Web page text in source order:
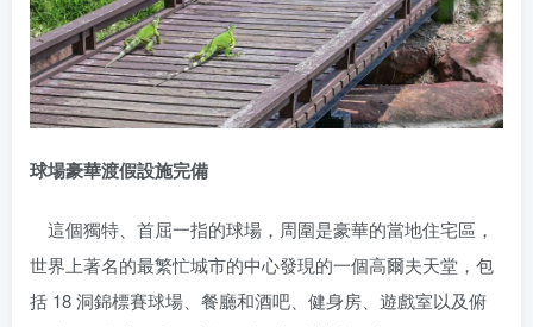
球場豪華渡假設施完備
這個獨特、首屈一指的球場，周圍是豪華的當地住宅區，
世界上著名的最繁忙城市的中心發現的一個高爾夫天堂，包
括 18 洞錦標賽球場、餐廳和酒吧、健身房、遊戲室以及俯